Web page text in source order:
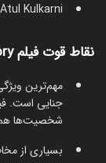
Atul Kulkarni در نقش اسحاق
نقاط قوت فیلم Dacoit: A Love Story
مهم‌ترین
جنایی است.
شخصیت‌ها هم
بسیاری از